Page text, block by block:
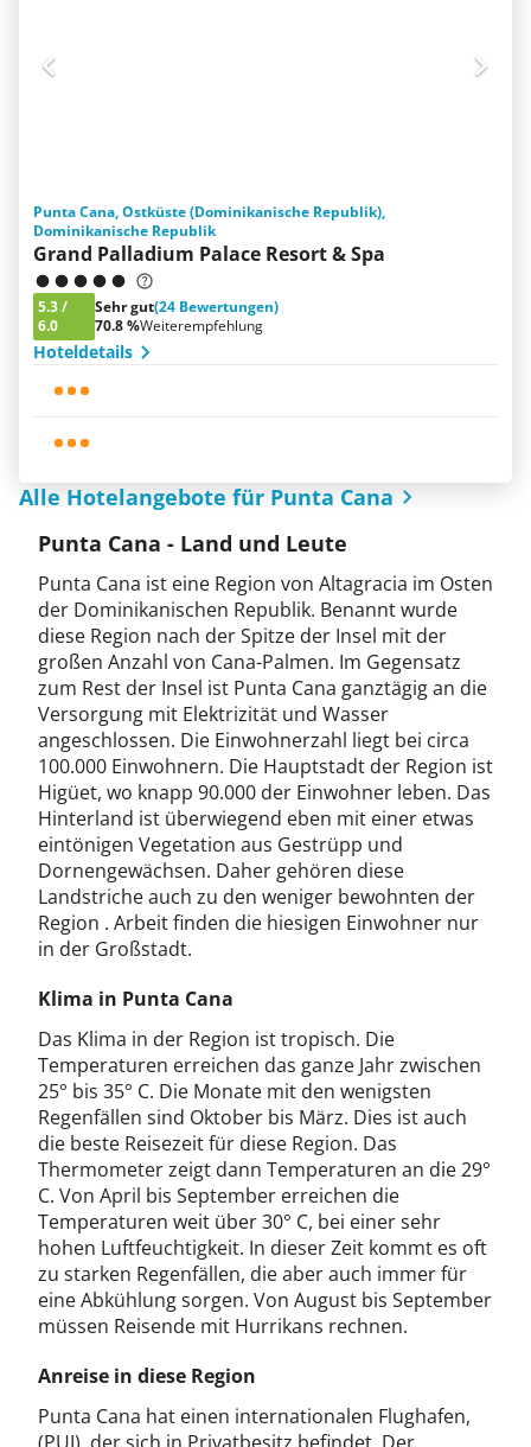
Punta Cana, Ostküste (Dominikanische Republik),
Dominikanische Republik
Grand Palladium Palace Resort & Spa
5.3/
6.0
Sehr gut(24 Bewertungen)
70.8 %Weiterempfehlung
Hoteldetails
Alle Hotelangebote für Punta Cana
Punta Cana - Land und Leute
Punta Cana ist eine Region von Altagracia im Osten
der Dominikanischen Republik. Benannt wurde
diese Region nach der Spitze der Insel mit der
großen Anzahl von Cana-Palmen. Im Gegensatz
zum Rest der Insel ist Punta Cana ganztägig an die
Versorgung mit Elektrizität und Wasser
angeschlossen. Die Einwohnerzahl liegt bei circa
100.000 Einwohnern. Die Hauptstadt der Region ist
Higüet, wo knapp 90.000 der Einwohner leben. Das
Hinterland ist überwiegend eben mit einer etwas
eintönigen Vegetation aus Gestrüpp und
Dornengewächsen. Daher gehören diese
Landstriche auch zu den weniger bewohnten der
Region . Arbeit finden die hiesigen Einwohner nur
in der Großstadt.
Klima in Punta Cana
Das Klima in der Region ist tropisch. Die
Temperaturen erreichen das ganze Jahr zwischen
25° bis 35° C. Die Monate mit den wenigsten
Regenfällen sind Oktober bis März. Dies ist auch
die beste Reisezeit für diese Region. Das
Thermometer zeigt dann Temperaturen an die 29°
C. Von April bis September erreichen die
Temperaturen weit über 30° C, bei einer sehr
hohen Luftfeuchtigkeit. In dieser Zeit kommt es oft
zu starken Regenfällen, die aber auch immer für
eine Abkühlung sorgen. Von August bis September
müssen Reisende mit Hurrikans rechnen.
Anreise in diese Region
Punta Cana hat einen internationalen Flughafen,